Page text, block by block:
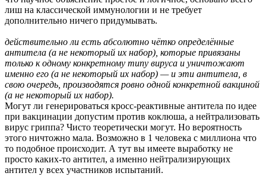
лиш на классической иммунологии и не требует
дополнительно ничего придумывать.
действительно ли есть абсолютно чётко определённые
антитела (а не некоторый их набор), которые привязаны
только к одному конкретному типу вируса и уничтожают
именно его (а не некоторый их набор) — и эти антитела, в
свою очередь, производятся ровно одной конкретной вакциной
(а не некоторый их набор).
Могут ли генерироваться кросс-реактивные антитела по идее
при вакцинации допустим против коклюша, а нейтрализовать
вирус гриппа? Чисто теоретически могут. Но вероятность
этого ничтожно мала. Возможно в 1 человека с миллиона что
то подобное происходит. А тут вы имеете выработку не
просто каких-то антител, а именно нейтрализирующих
антител у всех участников испытаний.